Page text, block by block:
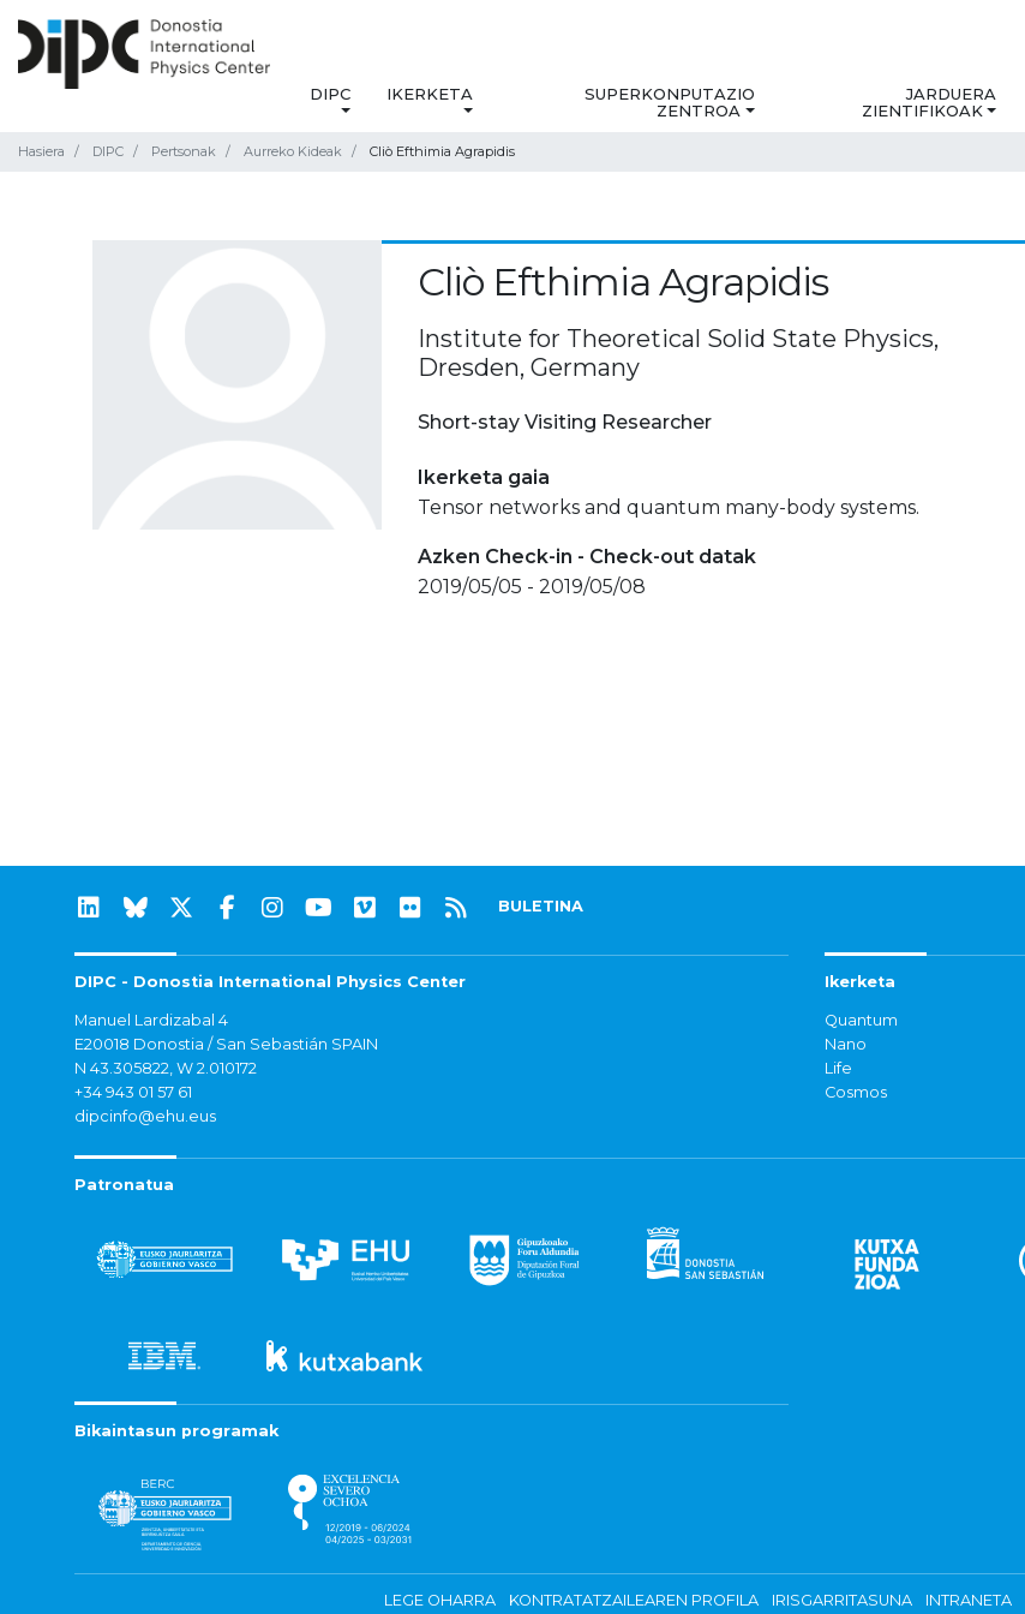
DIPC IKERKETA
SUPERKONPUTAZIO
ZENTROA
JARDUERA
ZIENTIFIKOAK
Hasiera DIPC Pertsonak Aurreko Kideak Cliò Efthimia Agrapidis
Cliò Efthimia Agrapidis
Institute for Theoretical Solid State Physics,
Dresden, Germany
Short-stay Visiting Researcher
Ikerketa gaia
Tensor networks and quantum many-body systems.
Azken Check-in - Check-out datak
2019/05/05 - 2019/05/08
BULETINA
DIPC - Donostia International Physics Center
Manuel Lardizabal 4
E20018 Donostia / San Sebastián SPAIN
N 43.305822, W 2.010172
+34 943 01 57 61
dipcinfo@ehu.eus
Ikerketa
Quantum
Nano
Life
Cosmos
Patronatua
Bikaintasun programak
LEGE OHARRA KONTRATATZAILEAREN PROFILA IRISGARRITASUNA INTRANETA